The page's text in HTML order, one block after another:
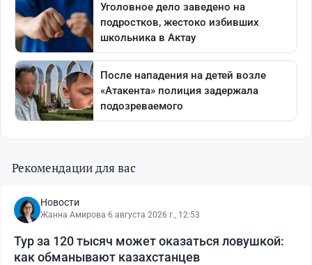
Рекомендации для вас
Новости
Жанна Амирова·6 августа 2026 г., 12:53
Тур за 120 тысяч может оказаться ловушкой:
как обманывают казахстанцев